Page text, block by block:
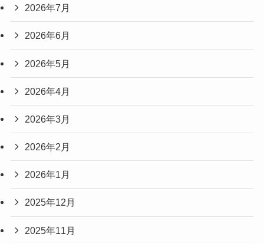
2026年7月
2026年6月
2026年5月
2026年4月
2026年3月
2026年2月
2026年1月
2025年12月
2025年11月